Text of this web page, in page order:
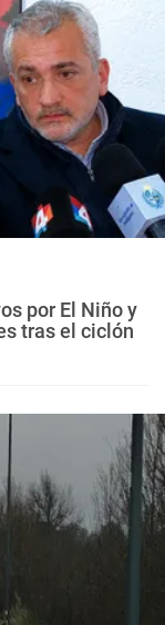
por El Niño y
tras el ciclón